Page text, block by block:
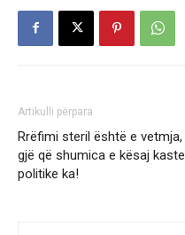
Artikulli përpara
Rrëfimi steril është e vetmja,
gjë që shumica e kësaj kaste
politike ka!